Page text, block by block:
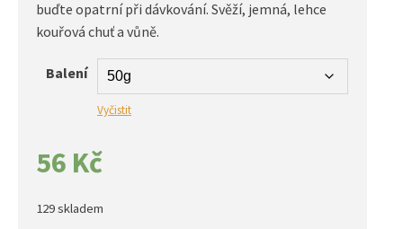
buďte opatrní při dávkování. Svěží, jemná, lehce
kouřová chuť a vůně.
Balení
Vyčistit
56 Kč
129 skladem